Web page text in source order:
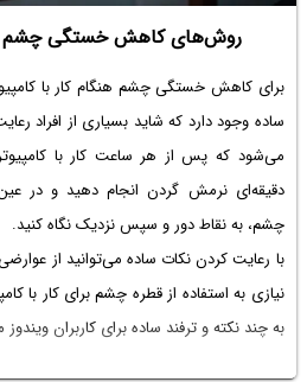
روش‌های کاهش خستگی چشم
برای کاهش خستگی چشم هنگام کار با
ساده وجود دارد که شاید بسیاری از افراد
می‌شود که پس از هر ساعت کار با
دقیقه‌ای نرمش گردن انجام دهید و در
چشم، به نقاط دور و سپس نزدیک نگاه کنید.
با رعایت کردن نکات ساده می‌توانید از
نیازی به استفاده ازقطره چشم برای کار با
به چند نکته و ترفند ساده برای کاربران ویندوز